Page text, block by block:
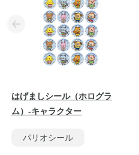
はげましシール（ホログラ
ム）-キャラクター
パリオシール